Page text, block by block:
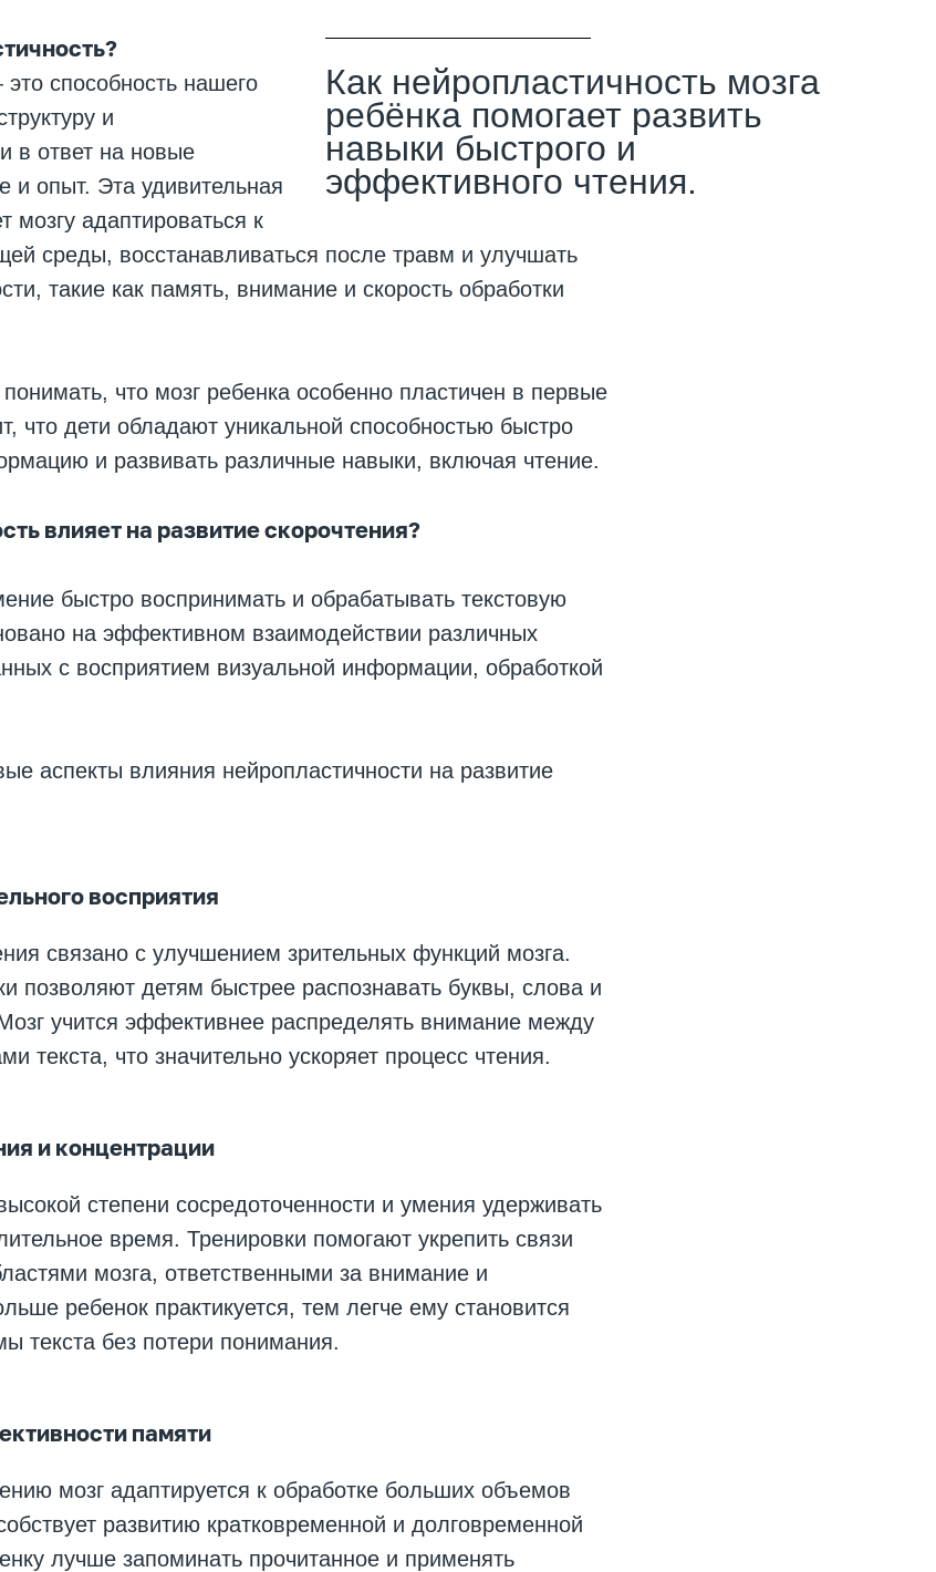
Как нейропластичность мозга
ребёнка помогает развить
навыки быстрого и
эффективного чтения.
способность нашего
и
в ответ на новые
и опыт. Эта удивительная
мозгу адаптироваться к
среды, восстанавливаться после травм и улучшать
такие как память, внимание и скорость обработки
что мозг ребенка особенно пластичен в первые
что дети обладают уникальной способностью быстро
и развивать различные навыки, включая чтение.
влияет на развитие скорочтения?
быстро воспринимать и обрабатывать текстовую
на эффективном взаимодействии различных
с восприятием визуальной информации, обработкой
аспекты влияния нейропластичности на развитие
восприятия
связано с улучшением зрительных функций мозга.
позволяют детям быстрее распознавать буквы, слова и
учится эффективнее распределять внимание между
текста, что значительно ускоряет процесс чтения.
и концентрации
степени сосредоточенности и умения удерживать
время. Тренировки помогают укрепить связи
мозга, ответственными за внимание и
ребенок практикуется, тем легче ему становится
текста без потери понимания.
памяти
мозг адаптируется к обработке больших объемов
развитию кратковременной и долговременной
лучше запоминать прочитанное и применять